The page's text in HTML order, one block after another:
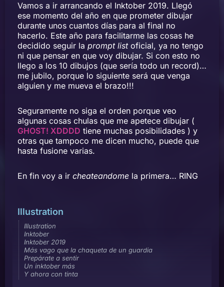
Vamos a ir arrancando el Inktober 2019. Llegó
ese momento del año en que prometer dibujar
durante unos cuantos días para al final no
hacerlo. Este año para facilitarme las cosas he
decidido seguir la prompt listoficial, ya no tengo
ni que pensar en que voy dibujar. Si con esto no
llego a los 10 dibujos (que sería todo un record)…
me jubilo, porque lo siguiente será que venga
alguien y me mueva el brazo!!!
Seguramente no siga el orden porque veo
algunas cosas chulas que me apetece dibujar (
GHOST! XDDDD tiene muchas posibilidades ) y
otras que tampoco me dicen mucho, puede que
hasta fusione varias.
En fin voy a ir cheateandome la primera… RING
Illustration
Illustration
Inktober
Inktober 2019
Más vago que la chaqueta de un guardia
Prepárate a sentir
Un inktober más
Y ahora con tinta